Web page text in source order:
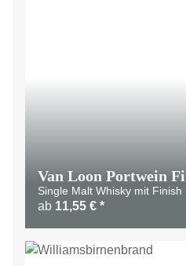
Van Loon Portwein
Single Malt Whisky mit
ab 11,55 € *